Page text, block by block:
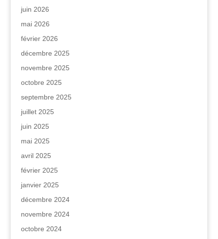
juin 2026
mai 2026
février 2026
décembre 2025
novembre 2025
octobre 2025
septembre 2025
juillet 2025
juin 2025
mai 2025
avril 2025
février 2025
janvier 2025
décembre 2024
novembre 2024
octobre 2024